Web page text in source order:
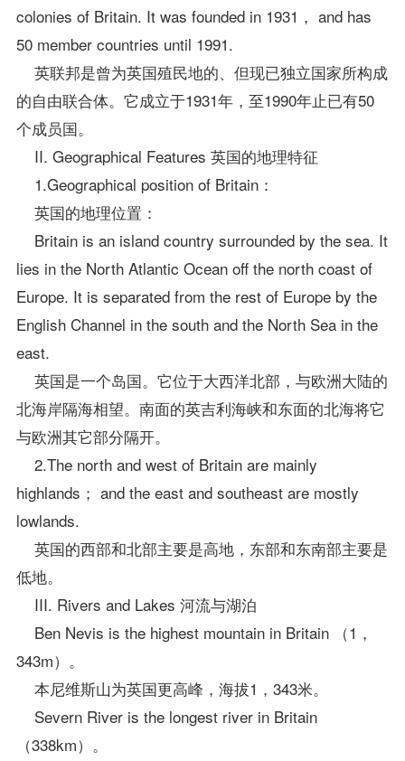
colonies of Britain. It was founded in 1931， and has
50 member countries until 1991.
英联邦是曾为英国殖民地的、但现已独立国家所构成
的自由联合体。它成立于1931年，至1990年止已有50
个成员国。
II. Geographical Features 英国的地理特征
1.Geographical position of Britain：
英国的地理位置：
Britain is an island country surrounded by the sea. It
lies in the North Atlantic Ocean off the north coast of
Europe. It is separated from the rest of Europe by the
English Channel in the south and the North Sea in the
east.
英国是一个岛国。它位于大西洋北部，与欧洲大陆的
北海岸隔海相望。南面的英吉利海峡和东面的北海将它
与欧洲其它部分隔开。
2.The north and west of Britain are mainly
highlands； and the east and southeast are mostly
lowlands.
英国的西部和北部主要是高地，东部和东南部主要是
低地。
III. Rivers and Lakes 河流与湖泊
Ben Nevis is the highest mountain in Britain （1，
343m）。
本尼维斯山为英国更高峰，海拔1，343米。
Severn River is the longest river in Britain
（338km）。